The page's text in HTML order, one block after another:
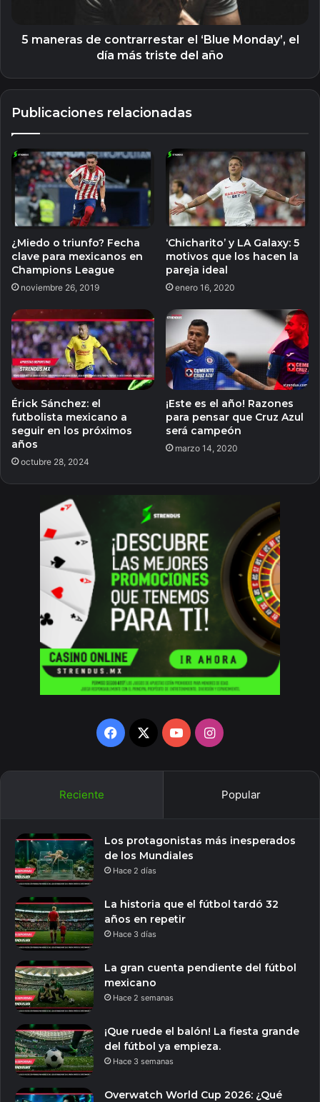
más5 maneras de contrarrestar el ‘Blue Monday’, el
día más triste del año
Publicaciones relacionadas
¿Miedo o triunfo? Fecha
clave para mexicanos en
Champions League
noviembre 26, 2019
‘Chicharito’ y LA Galaxy: 5
motivos que los hacen la
pareja ideal
enero 16, 2020
Érick Sánchez: el
futbolista mexicano a
seguir en los próximos
años
octubre 28, 2024
¡Este es el año! Razones
para pensar que Cruz Azul
será campeón
marzo 14, 2020
Facebook
X YouTubeInstagram
Reciente Popular
Los protagonistas más inesperados
de los Mundiales
Hace 2 días
La historia que el fútbol tardó 32
años en repetir
Hace 3 días
La gran cuenta pendiente del fútbol
mexicano
Hace 2 semanas
¡Que ruede el balón! La fiesta grande
del fútbol ya empieza.
Hace 3 semanas
Overwatch World Cup 2026: ¿Qué